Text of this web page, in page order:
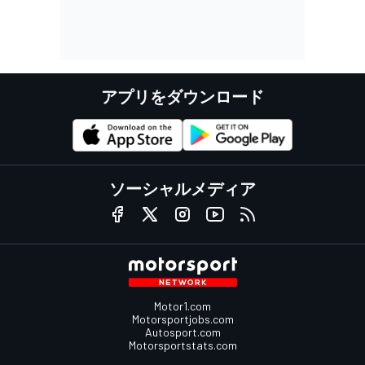
アプリをダウンロード
ソーシャルメディア
Motor1.com
Motorsportjobs.com
Autosport.com
Motorsportstats.com